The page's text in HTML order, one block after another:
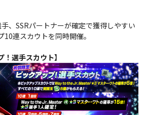
、SSRパートナーが確定で獲得しやすい
連スカウトを同時開催。
！選手スカウト】